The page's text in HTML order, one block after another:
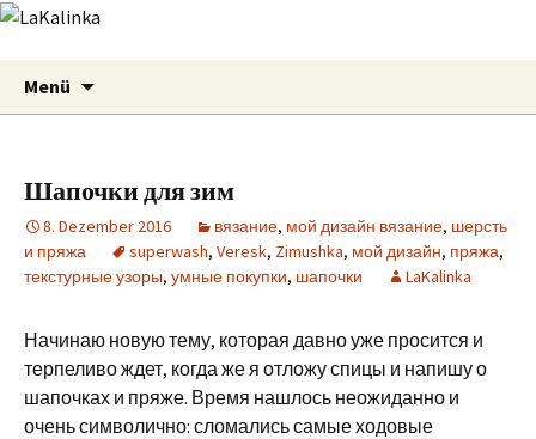
LaKalinka
Menü
Шапочки для зим
8. Dezember 2016 вязание, мой дизайн вязание, шерсть
и пряжа
superwash, Veresk, Zimushka, мой дизайн, пряжа,
текстурные узоры, умные покупки, шапочки LaKalinka
Начинаю новую тему, которая давно уже просится и
терпеливо ждет, когда же я отложу спицы и напишу о
шапочках и пряже. Время нашлось неожиданно и
очень символично: сломались самые ходовые